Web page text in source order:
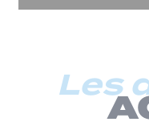
Les